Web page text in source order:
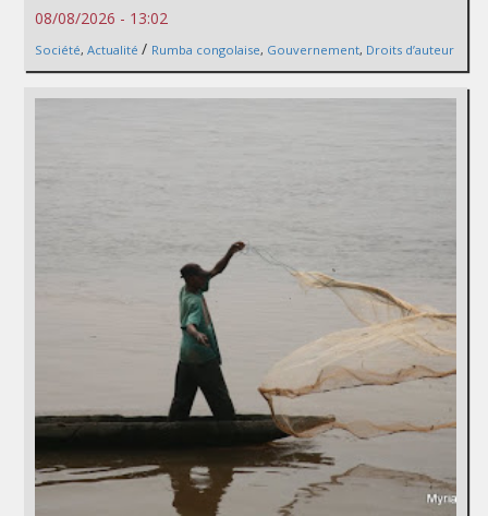
08/08/2026 - 13:02
Société, Actualité / Rumba congolaise, Gouvernement, Droits d’auteur